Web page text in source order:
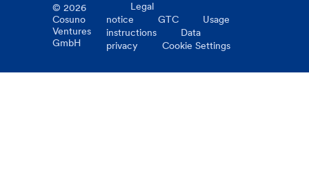
© 2026
Cosuno
Ventures
GmbH
Legal
notice
GTC
Usage
instructions
Data
privacy
Cookie Settings